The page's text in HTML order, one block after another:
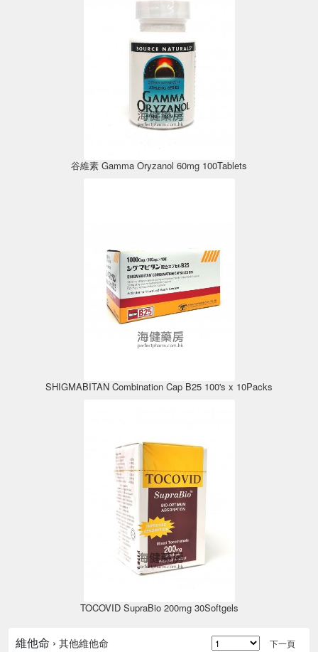
谷維素 Gamma Oryzanol 60mg 100Tablets
SHIGMABITAN Combination Cap B25 100's x 10Packs
TOCOVID SupraBio 200mg 30Softgels
維他命 › 其他維他命 下一頁